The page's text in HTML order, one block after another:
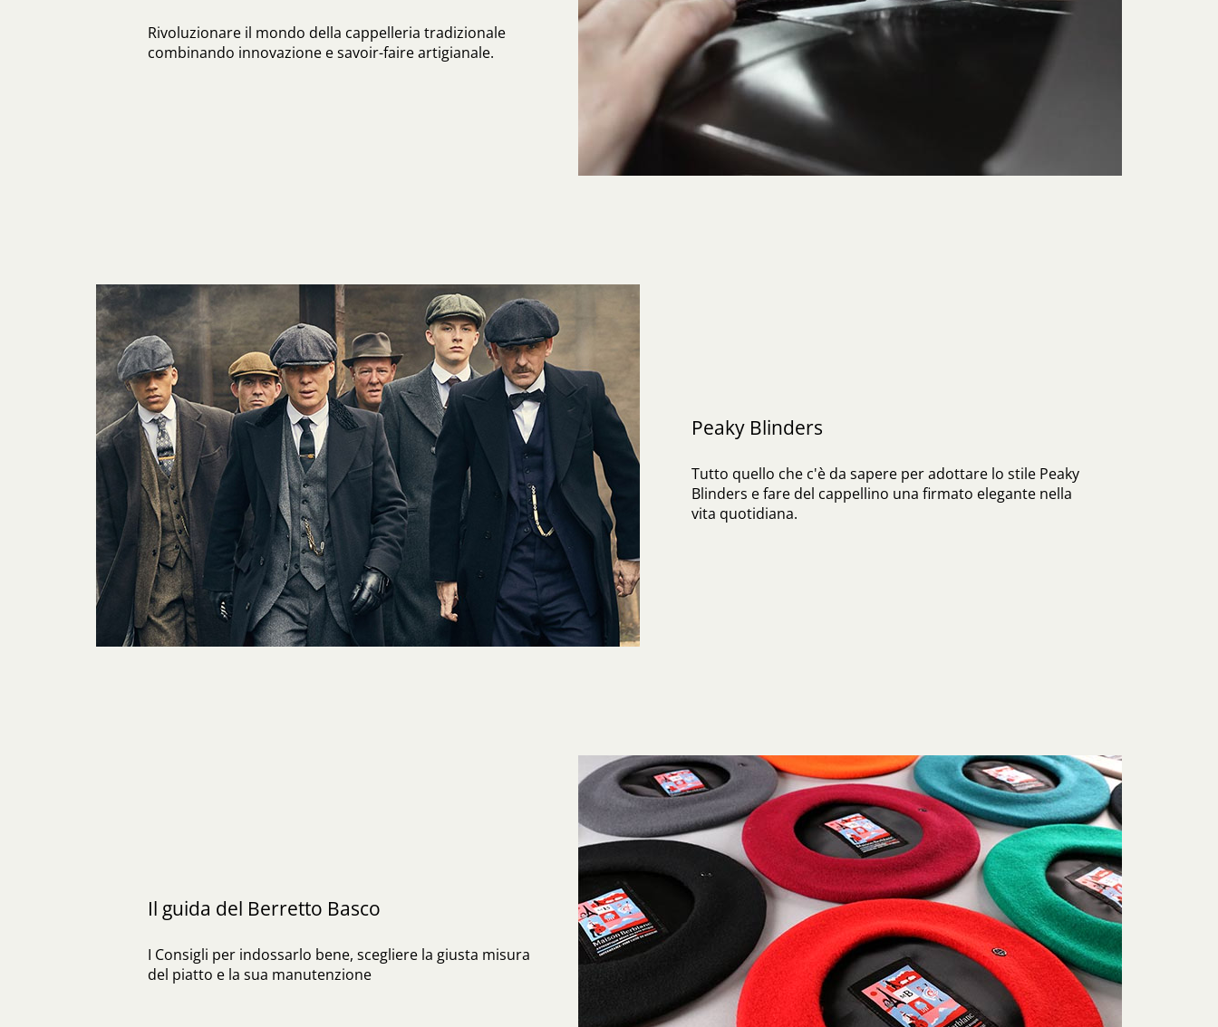
Rivoluzionare il mondo della cappelleria tradizionale
combinando innovazione e savoir-faire artigianale.
Peaky Blinders
Tutto quello che c'è da sapere per adottare lo stile Peaky
Blinders e fare del cappellino una firmato elegante nella
vita quotidiana.
Il guida del Berretto Basco
I Consigli per indossarlo bene, scegliere la giusta misura
del piatto e la sua manutenzione